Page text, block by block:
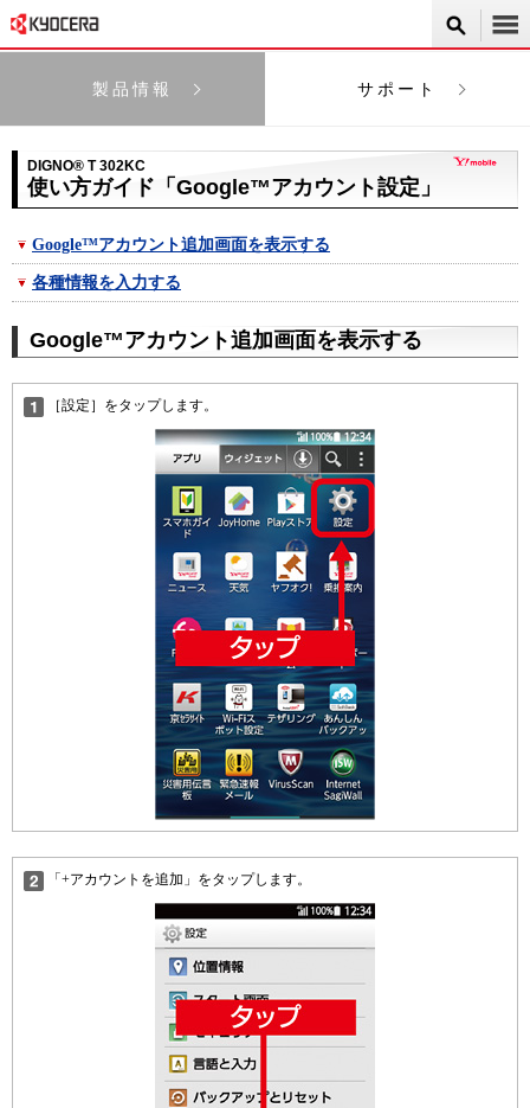
製品情報 サポート
DIGNO® T 302KC
使い方ガイド「Google™アカウント設定」
Google™アカウント追加画面を表示する
各種情報を入力する
Google™アカウント追加画面を表示する
［設定］をタップします。
「+アカウントを追加」をタップします。